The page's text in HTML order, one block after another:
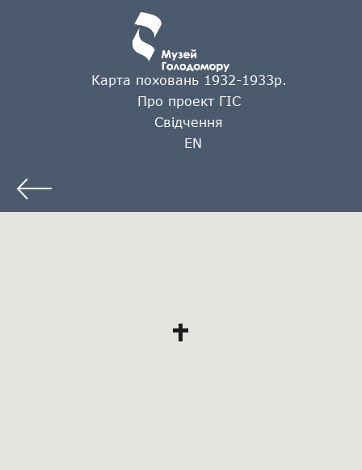
Карта поховань 1932-1933р.
Про проект ГІС
Свідчення
EN